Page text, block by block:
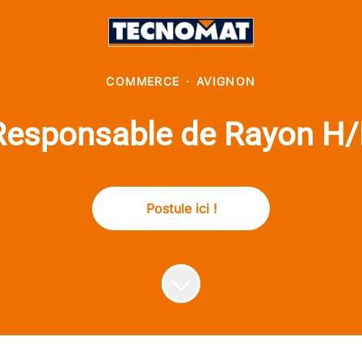
COMMERCE · AVIGNON
de Rayon
Postule ici !